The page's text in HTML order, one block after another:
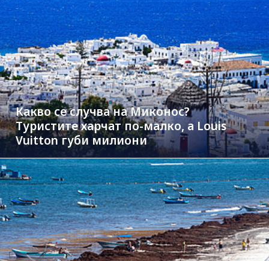
Какво се случва на Миконос?
Туристите харчат по-малко, а Louis
Vuitton губи милиони